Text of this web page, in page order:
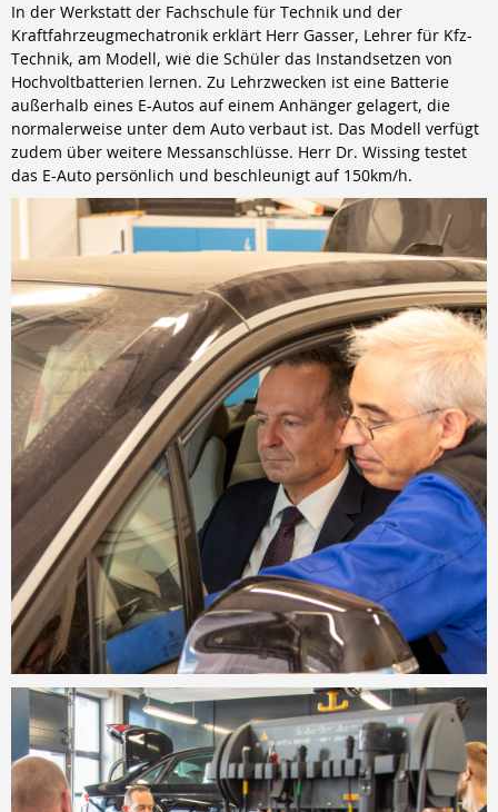
In der Werkstatt der Fachschule für Technik und der
Kraftfahrzeugmechatronik erklärt Herr Gasser, Lehrer für Kfz-
Technik, am Modell, wie die Schüler das Instandsetzen von
Hochvoltbatterien lernen. Zu Lehrzwecken ist eine Batterie
außerhalb eines E-Autos auf einem Anhänger gelagert, die
normalerweise unter dem Auto verbaut ist. Das Modell verfügt
zudem über weitere Messanschlüsse. Herr Dr. Wissing testet
das E-Auto persönlich und beschleunigt auf 150km/h.